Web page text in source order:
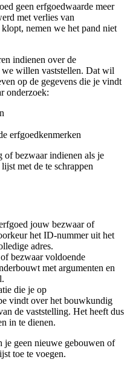
geen erfgoedwaarde meer
met verlies van
nemen we het pand niet
indienen over de
willen vaststellen. Dat wil
op de gegevens die je vindt
onderzoek:
erfgoedkenmerken
of bezwaar indienen als je
met de te schrappen
jouw bezwaar of
het ID-nummer uit het
adres.
bezwaar voldoende
met argumenten en
die je op
vindt over het bouwkundig
de vaststelling. Het heeft dus
in te dienen.
je geen nieuwe gebouwen of
toe te voegen.